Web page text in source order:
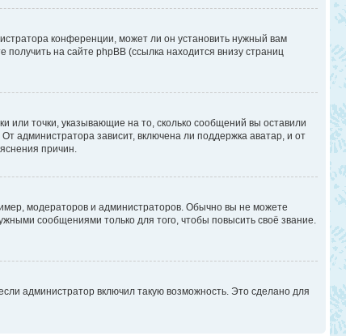
конференции, может ли он установить нужный вам
на сайте phpBB (ссылка находится внизу страниц
или точки, указывающие на то, сколько сообщений вы оставили
администратора зависит, включена ли поддержка аватар, и от
причин.
модераторов и администраторов. Обычно вы не можете
сообщениями только для того, чтобы повысить своё звание.
администратор включил такую возможность. Это сделано для